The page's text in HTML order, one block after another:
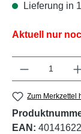
Lieferung in
Aktuell nur
Zum Merkzettel
EAN: